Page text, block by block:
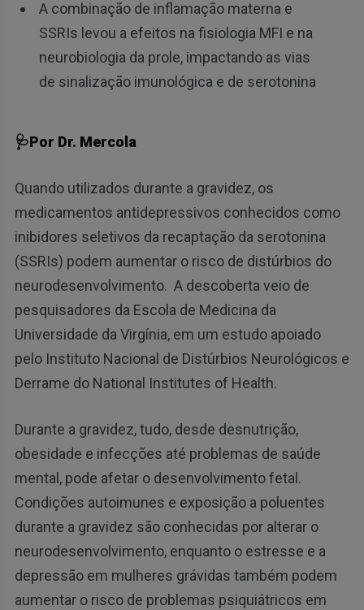
A combinação de inflamação materna e
SSRIs levou a efeitos na fisiologia MFI e na
neurobiologia da prole, impactando as vias
de sinalização imunológica e de serotonina
🩺Por Dr. Mercola
Quando utilizados durante a gravidez, os
medicamentos antidepressivos conhecidos como
inibidores seletivos da recaptação da serotonina
(SSRIs) podem aumentar o risco de distúrbios do
neurodesenvolvimento. A descoberta veio de
pesquisadores da Escola de Medicina da
Universidade da Virgínia, em um estudo apoiado
pelo Instituto Nacional de Distúrbios Neurológicos e
Derrame do National Institutes of Health.
Durante a gravidez, tudo, desde desnutrição,
obesidade e infecções até problemas de saúde
mental, pode afetar o desenvolvimento fetal.
Condições autoimunes e exposição a poluentes
durante a gravidez são conhecidas por alterar o
neurodesenvolvimento, enquanto o estresse e a
depressão em mulheres grávidas também podem
aumentar o risco de problemas psiquiátricos em